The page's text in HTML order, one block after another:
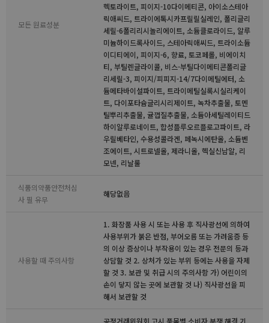
모든 원료성분
헥토라이트, 피이지-10다이메티콘, 아이소스테아
릭애씨드, 트라이에톡시카프릴릴실레인, 폴리글리
세릴-6폴리리시놀리에이트, 소듐클로라이드, 알루
미늄하이드록사이드, 스테아릭애씨드, 트라이소듐
이디티에이, 피이지-6, 향료, 토코페롤, 비에이치
티, 부틸렌글라이콜, 비스-부틸다이메티콘폴리글
리세릴-3, 피이지/피피지-14/7다이메틸에터, 소
듐메타바이설파이트, 트라이메틸실록시실리케이
트, 다이포타슘글리시리제이트, 녹차추출물, 토멘
틸뿌리추출물, 귤껍질추출물, 소듐아세틸레이티드
하이알루로네이트, 합성플루오르플로고파이트, 라
우릴베타인, 수용성콜라겐, 페녹시에탄올, 소듐벤
조에이트, 시트로넬올, 제라니올, 헥실신남알, 리
모넨, 리날룰
식품의약품안전처심
사 필 유무
해당없음
사용할 때 주의사항
1. 화장품 사용 시 또는 사용 후 직사광선에 의하여
사용부위가 붉은 반점, 부어오름 또는 가려움증 등
의 이상 증상이나 부작용이 있는 경우 전문의 등과
상담할 것 2. 상처가 있는 부위 등에는 사용을 자제
할 것 3. 보관 및 취급 시의 주의사항 가) 어린이의
손이 닿지 않는 곳에 보관할 것 나) 직사광선을 피
해서 보관할 것
공정거래위원회 고시 품목별 소비자 분쟁 해결 기